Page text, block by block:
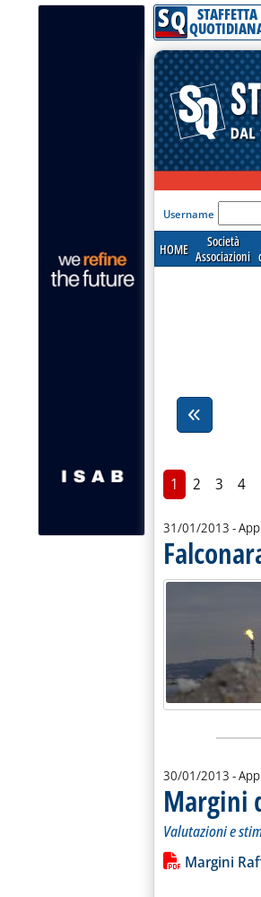
SQ STAFFETTA
'Modulo
Username
HOME
Società
Associazioni
1 2 3 4
31/01/2013 -
30/01/2013 -
Margini
Valutazioni e
Leggi tutta la
ListaMargini